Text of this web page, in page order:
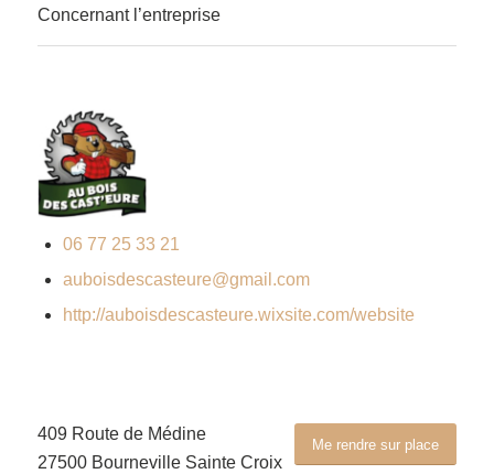
Concernant l’entreprise
06 77 25 33 21
auboisdescasteure@gmail.com
http://auboisdescasteure.wixsite.com/website
Me rendre sur place
409 Route de Médine
27500 Bourneville Sainte Croix